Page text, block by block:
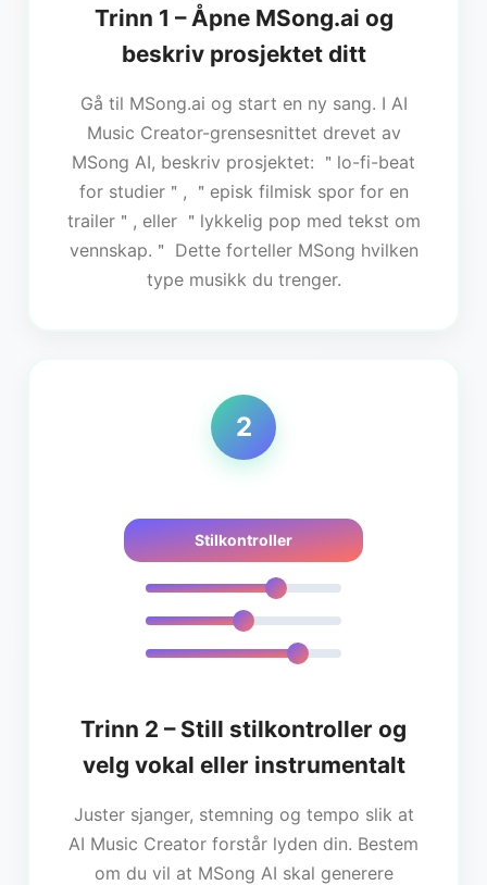
Trinn 1 – Åpne MSong.ai og
beskriv prosjektet ditt
Gå til MSong.ai og start en ny sang. I AI
Music Creator-grensesnittet drevet av
MSong AI, beskriv prosjektet: ＂lo-fi-beat
for studier＂, ＂episk filmisk spor for en
trailer＂, eller ＂lykkelig pop med tekst om
vennskap.＂ Dette forteller MSong hvilken
type musikk du trenger.
2
Stilkontroller
Trinn 2 – Still stilkontroller og
velg vokal eller instrumentalt
Juster sjanger, stemning og tempo slik at
AI Music Creator forstår lyden din. Bestem
om du vil at MSong AI skal generere